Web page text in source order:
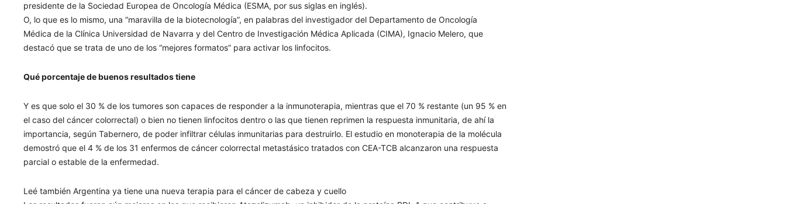
presidente de la Sociedad Europea de Oncología Médica (ESMA, por sus siglas en inglés).
O, lo que es lo mismo, una “maravilla de la biotecnología”, en palabras del investigador del Departamento de Oncología
Médica de la Clínica Universidad de Navarra y del Centro de Investigación Médica Aplicada (CIMA), Ignacio Melero, que
destacó que se trata de uno de los “mejores formatos” para activar los linfocitos.
Qué porcentaje de buenos resultados tiene
Y es que solo el 30 % de los tumores son capaces de responder a la inmunoterapia, mientras que el 70 % restante (un 95 % en
el caso del cáncer colorrectal) o bien no tienen linfocitos dentro o las que tienen reprimen la respuesta inmunitaria, de ahí la
importancia, según Tabernero, de poder infiltrar células inmunitarias para destruirlo. El estudio en monoterapia de la molécula
demostró que el 4 % de los 31 enfermos de cáncer colorrectal metastásico tratados con CEA-TCB alcanzaron una respuesta
parcial o estable de la enfermedad.
Leé también Argentina ya tiene una nueva terapia para el cáncer de cabeza y cuello